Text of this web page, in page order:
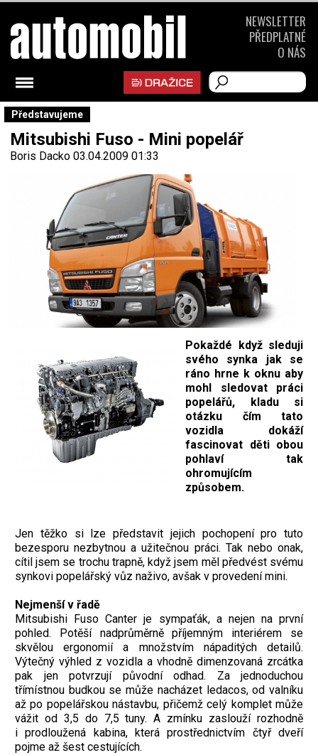
Představujeme
Mitsubishi Fuso - Mini popelář
Boris Dacko 03.04.2009 01:33
Pokaždé když sleduji
svého synka jak se
ráno hrne k oknu aby
mohl sledovat práci
popelářů, kladu si
otázku čím tato
vozidla dokáží
fascinovat děti obou
pohlaví tak
ohromujícím
způsobem.
Jen těžko si lze představit jejich pochopení pro tuto
bezesporu nezbytnou a užitečnou práci. Tak nebo onak,
cítil jsem se trochu trapně, když jsem měl předvést svému
synkovi popelářský vůz naživo, avšak v provedení mini.
Nejmenší v řadě
Mitsubishi Fuso Canter je sympaťák, a nejen na první
pohled. Potěší nadprůměrně příjemným interiérem se
skvělou ergonomií a množstvím nápaditých detailů.
Výtečný výhled z vozidla a vhodně dimenzovaná zrcátka
pak jen potvrzují původní odhad. Za jednoduchou
třímístnou budkou se může nacházet ledacos, od valníku
až po popelářskou nástavbu, přičemž celý komplet může
vážit od 3,5 do 7,5 tuny. A zmínku zaslouží rozhodně
i prodloužená kabina, která prostřednictvím čtyř dveří
pojme až šest cestujících.
NEWSLETTER
PŘEDPLATNÉ
O NÁS